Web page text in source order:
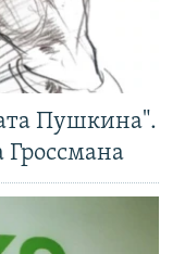
Пушкина".